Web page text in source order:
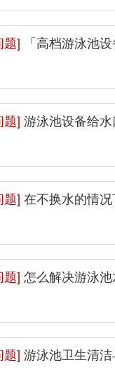
题] 「高档游泳池
题] 游泳池设备给
题] 在不换水的情
题] 怎么解决游泳池
题] 游泳池卫生清